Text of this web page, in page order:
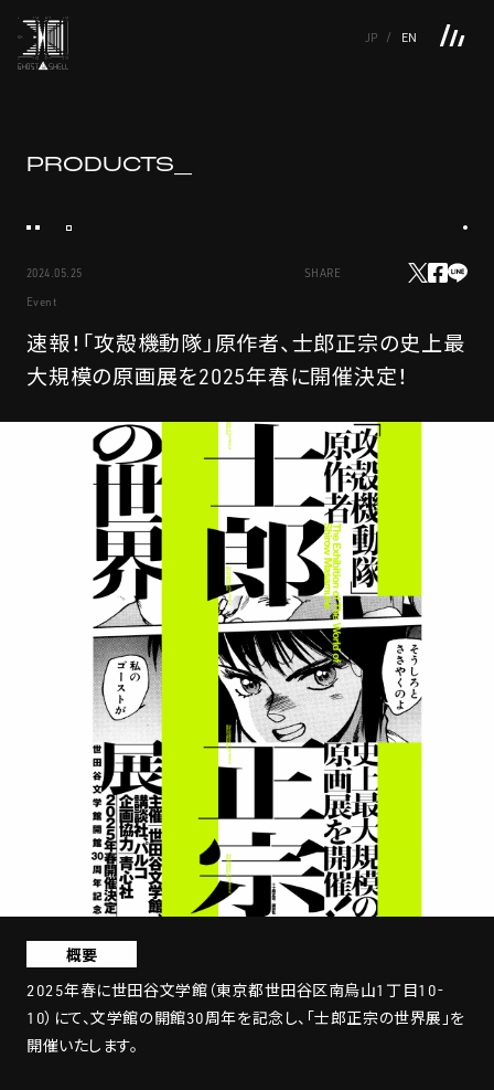
JP EN
FEATURE
M.M.A.
TOP
NEWS
PRODUCTS
SERIES
MOVIE GALLERY
VIDEOGRAM
STREAMING
CONTACT PRIVACY POLICY
PRODUCTS_
2024.05.25
Event
SHARE
速報！「攻殻機動隊」原作者、士郎正宗の史上最
大規模の原画展を2025年春に開催決定！
概要
2025年春に世田谷文学館（東京都世田谷区南烏山1丁目10-
10）にて、文学館の開館30周年を記念し、「士郎正宗の世界展」を
開催いたします。